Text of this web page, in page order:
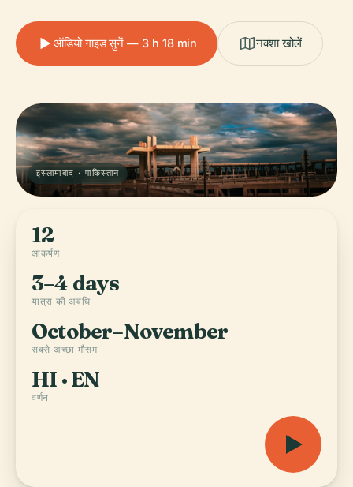
ऑडियो गाइड सुनें — 3 h 18 min नक्शा खोलें
इस्लामाबाद · पाकिस्तान
12
आकर्षण
3–4 days
यात्रा की अवधि
October–November
सबसे अच्छा मौसम
HI · EN
वर्णन